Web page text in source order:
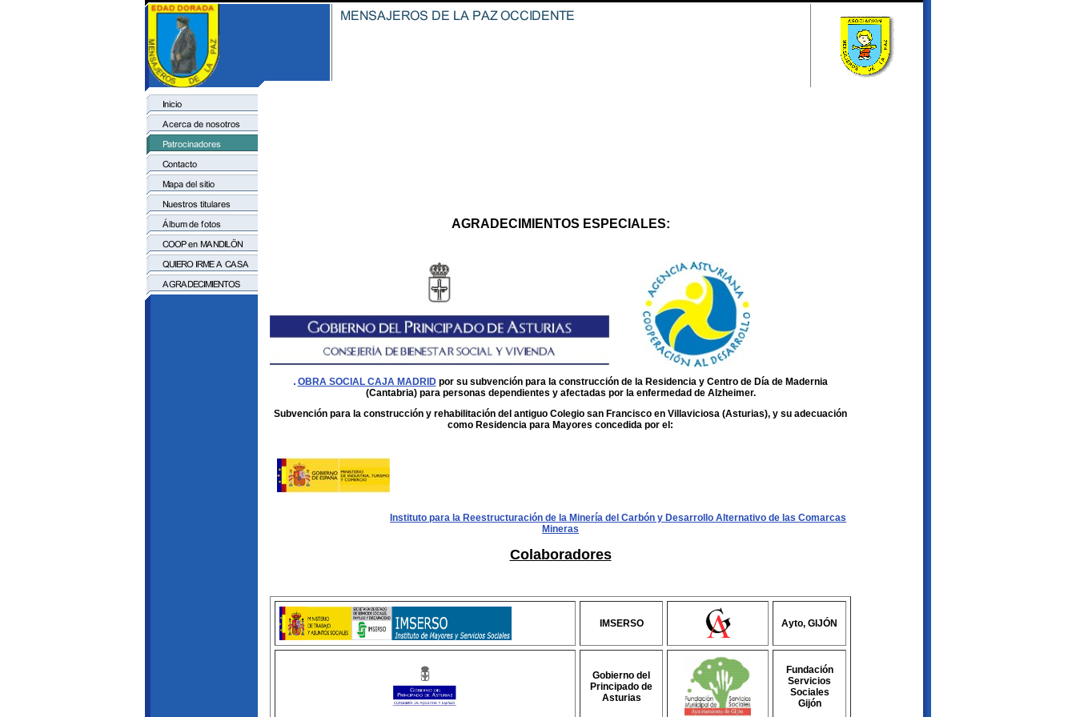
AGRADECIMIENTOS ESPECIALES:
OBRA SOCIAL CAJA MADRID por su subvención para la construcción de la Residencia y Centro de Día de Madernia
(Cantabria) para personas dependientes y afectadas por la enfermedad de Alzheimer.
Subvención para la construcción y rehabilitación del antiguo Colegio san Francisco en Villaviciosa (Asturias), y su adecuación
como Residencia para Mayores concedida por el:
Instituto para la Reestructuración de la Minería del Carbón y Desarrollo Alternativo de las Comarcas
Mineras
Colaboradores
IMSERSO Ayto, GIJÓN
Gobierno del
Principado de
Asturias
Fundación
Servicios
Sociales
Gijón